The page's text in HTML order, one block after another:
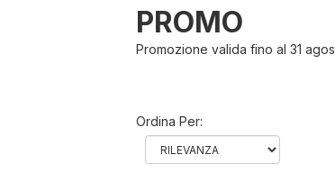
PROMO
Promozione valida fino al 31
Ordina Per: